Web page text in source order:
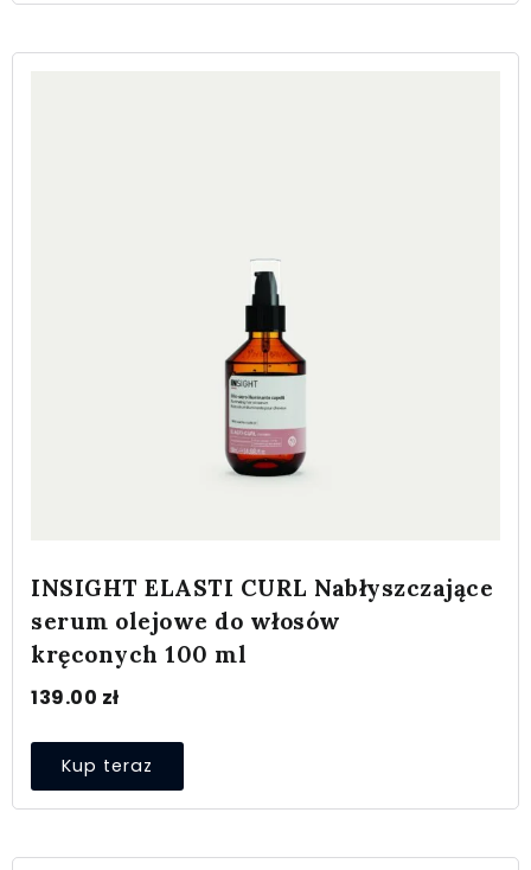
INSIGHT ELASTI CURL Nabłyszczające
serum olejowe do włosów
kręconych 100 ml
139.00 zł
Kup teraz